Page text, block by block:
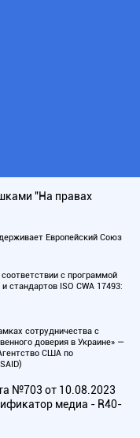
"На правах
Европейский Союз
с программой
ISO CWA 17493:
сотрудничества с
доверия в Украине» —
США по
№703 от 10.08.2023
медиа - R40-